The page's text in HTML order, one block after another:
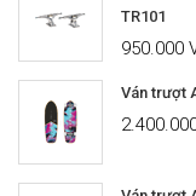
TR101
950.000
Ván trượt